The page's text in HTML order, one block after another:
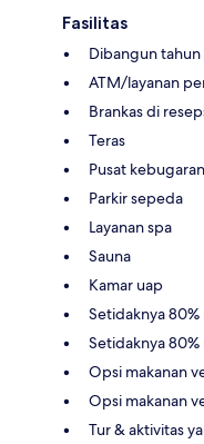
Fasilitas
Dibangun tahun
ATM/layanan
Brankas di
Teras
Pusat kebugaran
Parkir sepeda
Layanan spa
Sauna
Kamar uap
Setidaknya
Setidaknya
Opsi makanan
Opsi makanan
Tur & aktivitas